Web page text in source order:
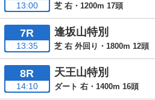
13:00 芝 右・1200m 17頭
7R
13:35
逢坂山特別
芝 右 外回り・1800m 12頭
8R
14:10
天王山特別
ダート 右・1400m 16頭